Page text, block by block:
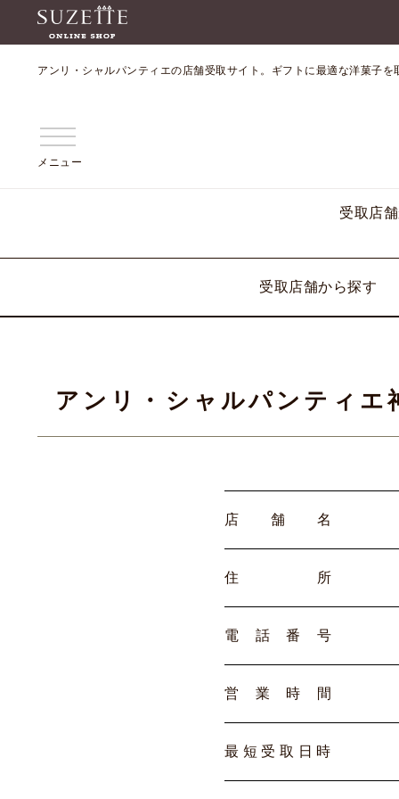
アンリ・シャルパンティエの店舗受取サイト。ギフトに最適な洋菓子を
メニュー
受取店
受取店舗から探す
アンリ・シャルパンティエ
店 舗 名
住 所
電 話 番 号
営 業 時 間
最 短 受 取 日 時